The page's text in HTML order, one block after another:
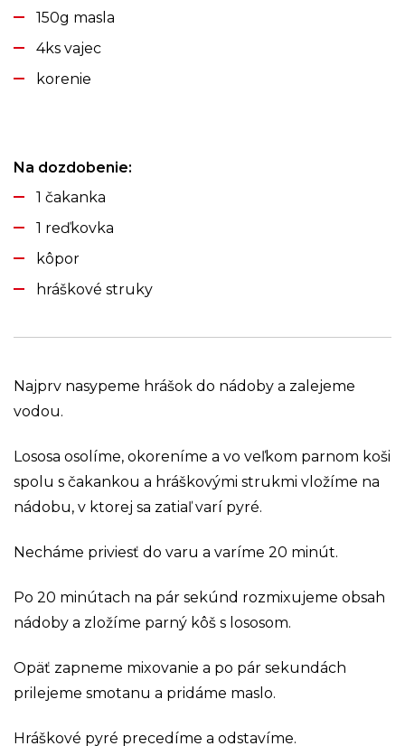
150g masla
4ks vajec
korenie
Na dozdobenie:
1 čakanka
1 reďkovka
kôpor
hráškové struky
Najprv nasypeme hrášok do nádoby a zalejeme
vodou.
Lososa osolíme, okoreníme a vo veľkom parnom koši
spolu s čakankou a hráškovými strukmi vložíme na
nádobu, v ktorej sa zatiaľ varí pyré.
Necháme priviesť do varu a varíme 20 minút.
Po 20 minútach na pár sekúnd rozmixujeme obsah
nádoby a zložíme parný kôš s lososom.
Opäť zapneme mixovanie a po pár sekundách
prilejeme smotanu a pridáme maslo.
Hráškové pyré precedíme a odstavíme.